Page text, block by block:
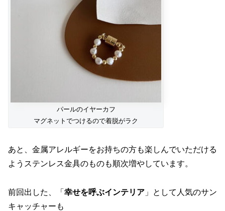
パールのイヤーカフ
マグネットでつけるので着脱がラク
あと、金属アレルギーをお持ちの方も楽しんでいただける
ようステンレス金具のものも順次増やしています。
前回出した、「 幸せを呼ぶインテリア 」として人気のサン
キャッチャーも